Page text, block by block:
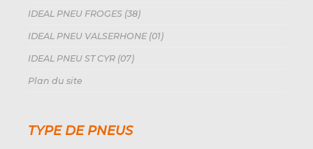
IDEAL PNEU FROGES (38)
IDEAL PNEU VALSERHONE (01)
IDEAL PNEU ST CYR (07)
Plan du site
TYPE DE PNEUS